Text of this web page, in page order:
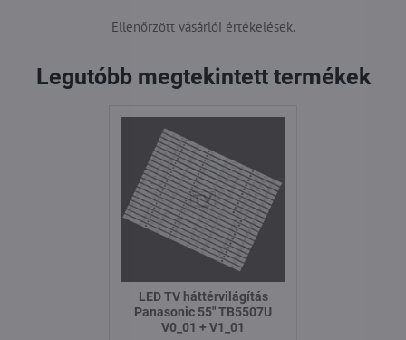
Ellenőrzött vásárlói értékelések.
Legutóbb megtekintett termékek
LED TV háttérvilágítás
Panasonic 55" TB5507U
V0_01 + V1_01